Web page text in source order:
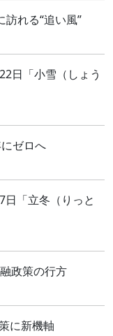
れる“追い風”
日「小雪（しょう
ゼロへ
「立冬（りっと
政策の行方
に新機軸